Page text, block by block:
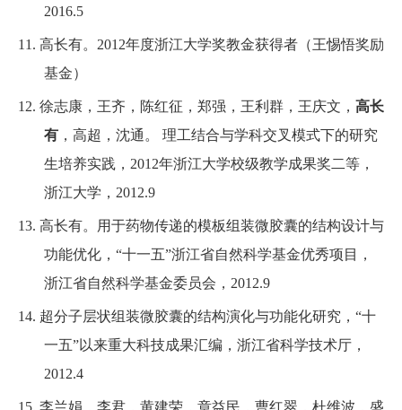
2016.5
11. 高长有。2012年度浙江大学奖教金获得者（王惕悟奖励
基金）
12. 徐志康，王齐， 陈红征，郑强，王利群，王庆文， 高长
有 ，高超，沈通 。 理工结合与学科交叉模式下的研究
生培养实践， 2012年浙江大学校级教学成果奖二等，
浙江大学， 2012.9
13. 高长有。
用于药物传递的模板组装微胶囊的结构设计与
功能优化，“十一五”浙江省自然科学基金优秀项目，
浙江省自然科学基金委员会， 2012.9
14. 超分子层状组装微胶囊的结构演化与功能化研究，“十
一五”以来重大科技成果汇编，浙江省科学技术厅，
2012.4
15. 李兰娟， 李君，黄建荣，章益民，曹红翠，杜维波，盛